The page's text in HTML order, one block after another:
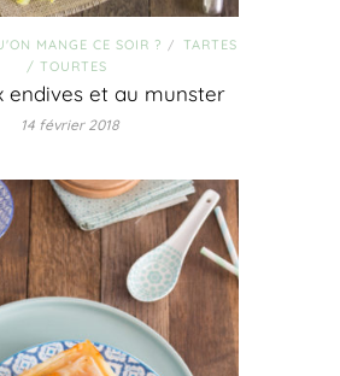
MANGE CE SOIR ? /
TARTES
/ TOURTES
endives et au munster
14 février 2018